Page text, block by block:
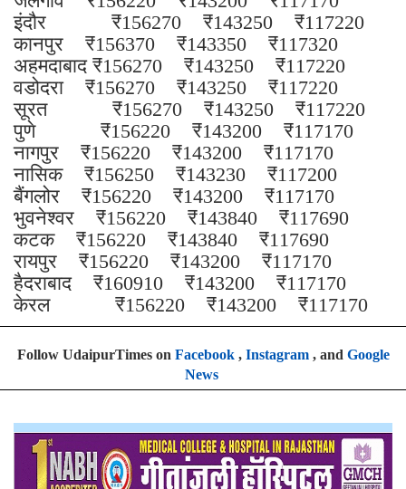
इंदौर ₹156270 ₹143250 ₹117220
कानपुर ₹156370 ₹143350 ₹117320
अहमदाबाद ₹156270 ₹143250 ₹117220
वडोदरा ₹156270 ₹143250 ₹117220
सूरत ₹156270 ₹143250 ₹117220
पुणे ₹156220 ₹143200 ₹117170
नागपुर ₹156220 ₹143200 ₹117170
नासिक ₹156250 ₹143230 ₹117200
बैंगलोर ₹156220 ₹143200 ₹117170
भुवनेश्वर ₹156220 ₹143840 ₹117690
कटक ₹156220 ₹143840 ₹117690
रायपुर ₹156220 ₹143200 ₹117170
हैदराबाद ₹160910 ₹143200 ₹117170
केरल ₹156220 ₹143200 ₹117170
Follow UdaipurTimes on Facebook, Instagram, and Google
News